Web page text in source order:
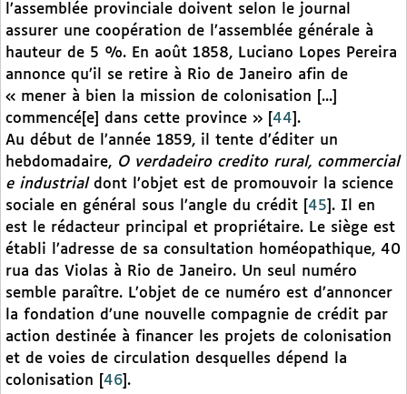
l’assemblée provinciale doivent selon le journal
assurer une coopération de l’assemblée générale à
hauteur de 5 %. En août 1858, Luciano Lopes Pereira
annonce qu’il se retire à Rio de Janeiro afin de
« mener à bien la mission de colonisation [...]
commencé[e] dans cette province »
44 .
Au début de l’année 1859, il tente d’éditer un
hebdomadaire, O verdadeiro credito rural, commercial
e industrialdont l’objet est de promouvoir la science
sociale en général sous l’angle du crédit
45 . Il en
est le rédacteur principal et propriétaire. Le siège est
établi l’adresse de sa consultation homéopathique, 40
rua das Violas à Rio de Janeiro. Un seul numéro
semble paraître. L’objet de ce numéro est d’annoncer
la fondation d’une nouvelle compagnie de crédit par
action destinée à financer les projets de colonisation
et de voies de circulation desquelles dépend la
colonisation
46 .